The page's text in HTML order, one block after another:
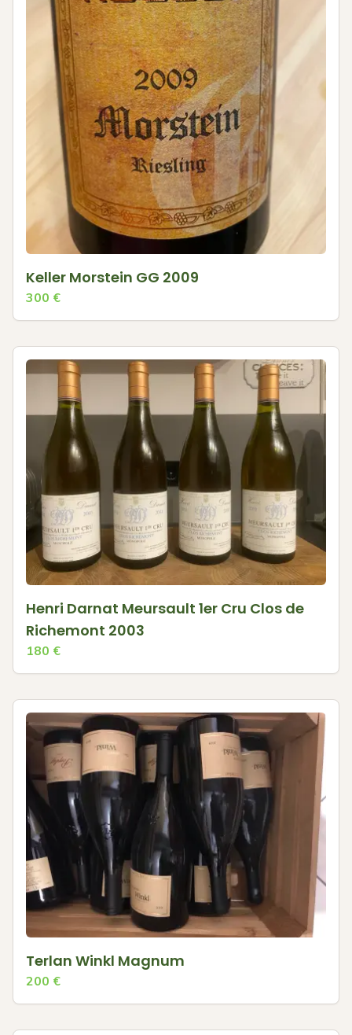
Keller Morstein GG 2009
300 €
Henri Darnat Meursault 1er Cru Clos de
Richemont 2003
180 €
Terlan Winkl Magnum
200 €